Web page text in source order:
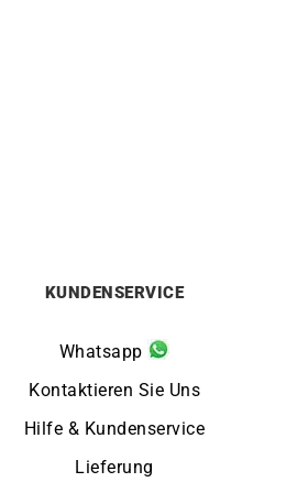
KUNDENSERVICE
Whatsapp
Kontaktieren Sie Uns
Hilfe & Kundenservice
Lieferung